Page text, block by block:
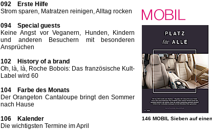
092 Erste Hilfe
Strom sparen, Matratzen reinigen, Alltag rocken
094 Special guests
Keine Angst vor Veganern, Hunden, Kindern
und anderen Besuchern mit besonderen
Ansprüchen
102 History of a brand
Oh, là, là, Roche Bobois: Das französische Kult-
Label wird 60
104 Farbe des Monats
Der Orangeton Cantaloupe bringt den Sommer
nach Hause
106 Kalender
Die wichtigsten Termine im April
146 MOBIL Sieben auf